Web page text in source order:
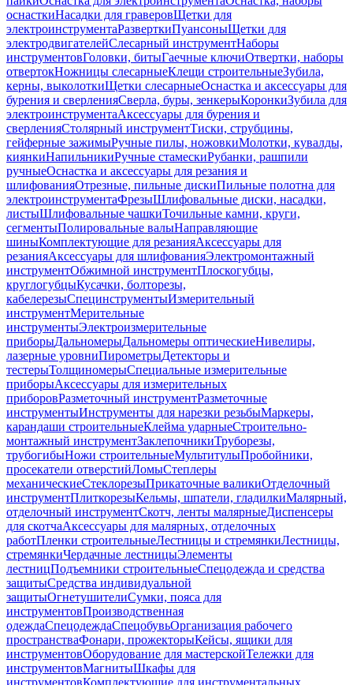
оснасткиНасадки для граверовЩетки для
электроинструментаРазверткиПуансоныЩетки для
электродвигателейСлесарный инструментНаборы
инструментовГоловки, битыГаечные ключиОтвертки, наборы
отвертокНожницы слесарныеКлещи строительныеЗубила,
керны, выколоткиЩетки слесарныеОснастка и аксессуары для
бурения и сверленияСверла, буры, зенкерыКоронкиЗубила для
электроинструментаАксессуары для бурения и
сверленияСтолярный инструментТиски, струбцины,
гейферные зажимыРучные пилы, ножовкиМолотки, кувалды,
киянкиНапильникиРучные стамескиРубанки, рашпили
ручныеОснастка и аксессуары для резания и
шлифованияОтрезные, пильные дискиПильные полотна для
электроинструментаФрезыШлифовальные диски, насадки,
листыШлифовальные чашкиТочильные камни, круги,
сегментыПолировальные валыНаправляющие
шиныКомплектующие для резанияАксессуары для
резанияАксессуары для шлифованияЭлектромонтажный
инструментОбжимной инструментПлоскогубцы,
круглогубцыКусачки, болторезы,
кабелерезыСпецинструментыИзмерительный
инструментМерительные
инструментыЭлектроизмерительные
приборыДальномерыДальномеры оптическиеНивелиры,
лазерные уровниПирометрыДетекторы и
тестерыТолщиномерыСпециальные измерительные
приборыАксессуары для измерительных
приборовРазметочный инструментРазметочные
инструментыИнструменты для нарезки резьбыМаркеры,
карандаши строительныеКлейма ударныеСтроительно-
монтажный инструментЗаклепочникиТруборезы,
трубогибыНожи строительныеМультитулыПробойники,
просекатели отверстийЛомыСтеплеры
механическиеСтеклорезыПрикаточные валикиОтделочный
инструментПлиткорезыКельмы, шпатели, гладилкиМалярный,
отделочный инструментСкотч, ленты малярныеДиспенсеры
для скотчаАксессуары для малярных, отделочных
работПленки строительныеЛестницы и стремянкиЛестницы,
стремянкиЧердачные лестницыЭлементы
лестницПодъемники строительныеСпецодежда и средства
защитыСредства индивидуальной
защитыОгнетушителиСумки, пояса для
инструментовПроизводственная
одеждаСпецодеждаСпецобувьОрганизация рабочего
пространстваФонари, прожекторыКейсы, ящики для
инструментовОборудование для мастерскойТележки для
инструментовМагнитыШкафы для
инструментовКомплектующие для инструментальных